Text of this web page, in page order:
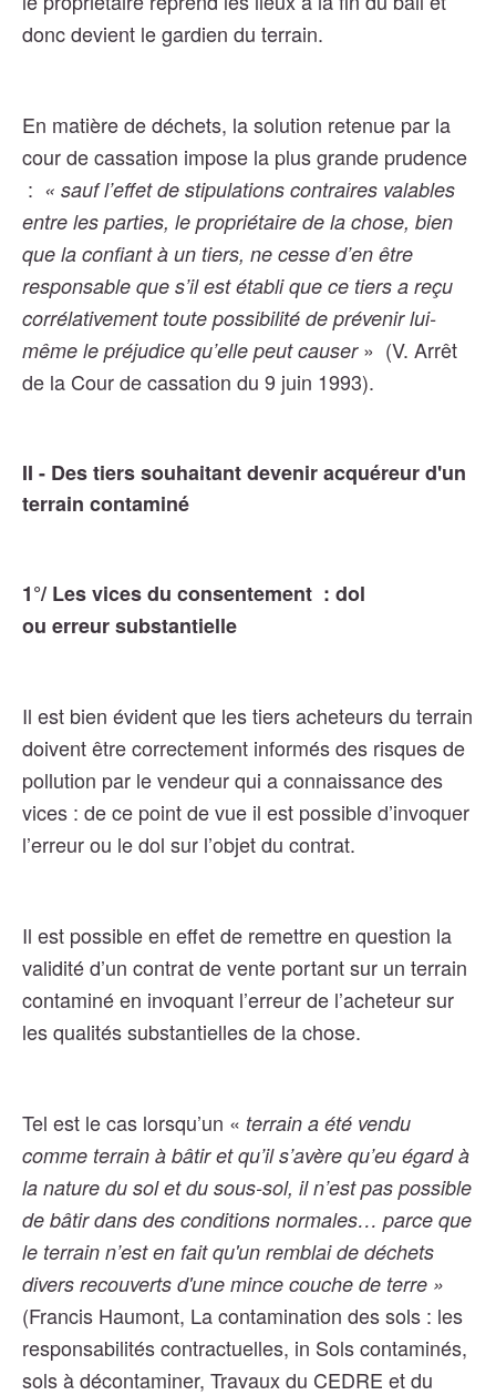
donc devient le gardien du terrain.
En matière de déchets, la solution retenue par la
cour de cassation impose la plus grande prudence
: « sauf l’effet de stipulations contraires valables
entre les parties, le propriétaire de la chose, bien
que la confiant à un tiers, ne cesse d’en être
responsable que s’il est établi que ce tiers a reçu
corrélativement toute possibilité de prévenir lui-
même le préjudice qu’elle peut causer» (V. Arrêt
de la Cour de cassation du 9 juin 1993).
II - Des tiers souhaitant devenir acquéreur d'un
terrain contaminé
1°/ Les vices du consentement : dol
ou erreursubstantielle
Il est bien évident que les tiers acheteurs du terrain
doivent être correctement informés des risques de
pollution par le vendeur qui a connaissance des
vices : de ce point de vue il est possible d’invoquer
l’erreur ou le dol sur l’objet du contrat.
Il est possible en effet de remettre en question la
validité d’un contrat de vente portant sur un terrain
contaminé en invoquant l’erreur de l’acheteur sur
les qualités substantielles de la chose.
Tel est le cas lorsqu’un « terrain a été vendu
comme terrain à bâtir et qu’il s’avère qu’eu égard à
la nature du sol et du sous-sol, il n’est pas possible
de bâtir dans des conditions normales… parce que
le terrain n’est en fait qu'un remblai de déchets
divers recouverts d'une mince couche de terre »
(Francis Haumont, La contamination des sols : les
responsabilités contractuelles, in Sols contaminés,
sols à décontaminer, Travaux du CEDRE et du